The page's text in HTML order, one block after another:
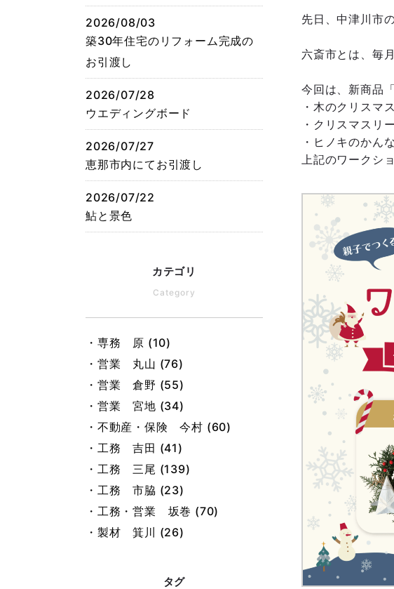
先日、中津川市
六斎市とは、毎
今回は、新商品
・木のクリスマ
・クリスマスリ
・ヒノキのか
上記のワークシ
2026/08/03
築30年住宅のリフォーム完成の
お引渡し
2026/07/28
ウエディングボード
2026/07/27
恵那市内にてお引渡し
2026/07/22
鮎と景色
カテゴリ
Category
・専務 原 (10)
・営業 丸山 (76)
・営業 倉野 (55)
・営業 宮地 (34)
・不動産・保険 今村 (60)
・工務 吉田 (41)
・工務 三尾 (139)
・工務 市脇 (23)
・工務・営業 坂巻 (70)
・製材 箕川 (26)
・製材 池戸 (22)
タグ